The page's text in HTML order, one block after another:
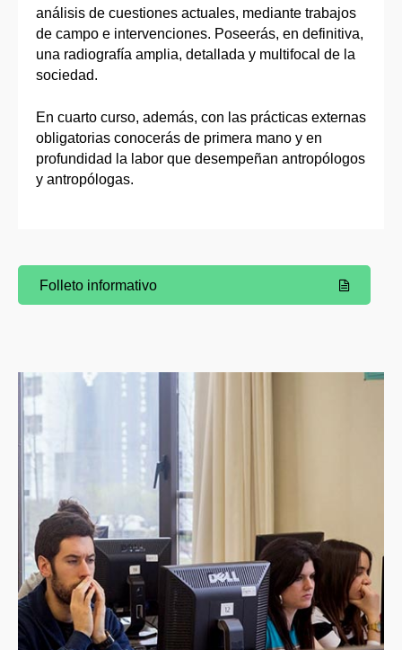
análisis de cuestiones actuales, mediante trabajos
de campo e intervenciones. Poseerás, en definitiva,
una radiografía amplia, detallada y multifocal de la
sociedad.
En cuarto curso, además, con las prácticas externas
obligatorias conocerás de primera mano y en
profundidad la labor que desempeñan antropólogos
y antropólogas.
(Abre una nueva ventana)
Folleto informativo